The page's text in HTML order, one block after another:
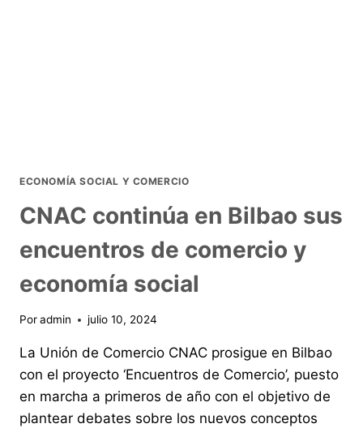
ECONOMÍA SOCIAL Y COMERCIO
CNAC continúa en Bilbao sus
encuentros de comercio y
economía social
Poradmin julio 10, 2024
La Unión de Comercio CNAC prosigue en Bilbao
con el proyecto ‘Encuentros de Comercio’, puesto
en marcha a primeros de año con el objetivo de
plantear debates sobre los nuevos conceptos